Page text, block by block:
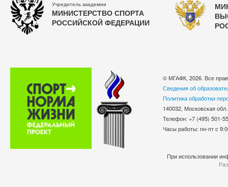
Учредитель академии
МИНИСТЕРСТВО СПОРТА
РОССИЙСКОЙ ФЕДЕРАЦИИ
© МГАФК, 2026. Все
Сведения об
Политика обработки
140032, Московская
Телефон: +7 (495)
Часы работы: пн-пт с
При использовании